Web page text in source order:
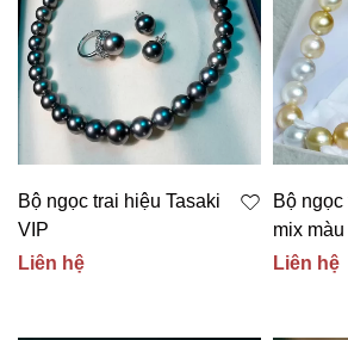
Bộ ngọc trai hiệu Tasaki
VIP
Liên hệ
Bộ
mix màu
Liên hệ